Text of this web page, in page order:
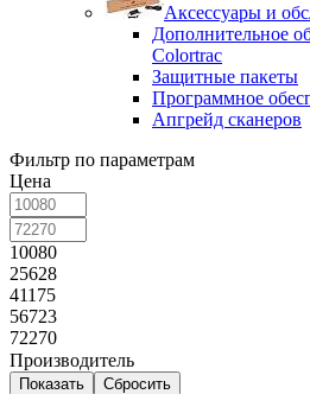
Аксессуары и
Дополнительное
Colortrac
Защитные пакеты
Программное
Апгрейд сканеров
Фильтр по параметрам
Цена
10080
25628
41175
56723
72270
Производитель
Сбросить